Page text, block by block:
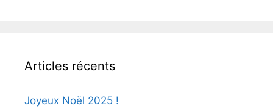
Articles récents
Joyeux Noël 2025 !